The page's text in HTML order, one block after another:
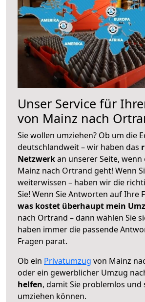
Unser Service für
von Mainz nach
Sie wollen umziehen? Ob um die
deutschlandweit – wir haben das
Netzwerkan unserer Seite, wenn
Mainz nach Ortrand geht! Wenn
weiterwissen – haben wir die
Sie! Wenn Sie Antworten auf Ihre
was kostet überhaupt mein
nach Ortrand – dann wählen Sie
haben immer die passende
Fragen parat.
Ob ein Privatumzug von Mainz
oder ein gewerblicher Umzug
helfen, damit Sie problemlos und
umziehen können.